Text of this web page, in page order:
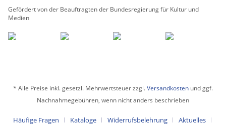
Gefördert von der Beauftragten der Bundesregierung für Kultur und
Medien
* Alle Preise inkl. gesetzl. Mehrwertsteuer zzgl.Versandkosten und ggf.
Nachnahmegebühren, wenn nicht anders beschrieben
Häufige Fragen Kataloge Widerrufsbelehrung Aktuelles